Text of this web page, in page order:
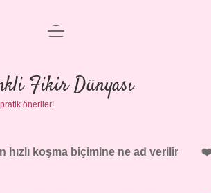
Anasayfa
Gizlilik Politikası
Yasal Uyarı
menüyü
Fikir Dünyası
öneriler!
hızlı koşma biçimine ne ad verilir